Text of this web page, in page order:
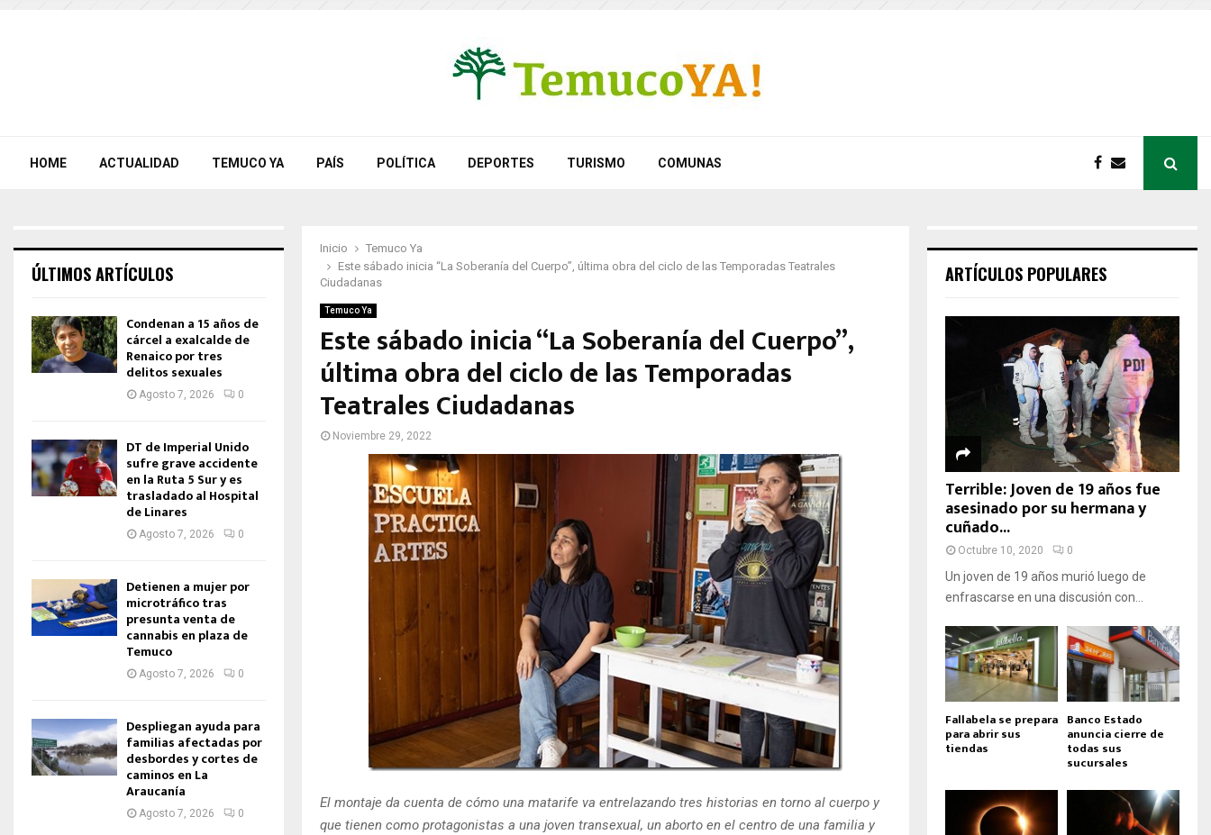
HOME ACTUALIDAD TEMUCO YA PAÍS POLÍTICA DEPORTES TURISMO COMUNAS
Inicio
Temuco Ya
Este sábado inicia “La Soberanía del Cuerpo”, última obra del ciclo de las Temporadas Teatrales
Ciudadanas
Temuco Ya
Este sábado inicia “La Soberanía del Cuerpo”,
última obra del ciclo de las Temporadas
Teatrales Ciudadanas
Noviembre 29, 2022
El montaje da cuenta de cómo una matarife va entrelazando tres historias en torno al cuerpo y
que tienen como protagonistas a una joven transexual, un aborto en el centro de una familia y
ÚLTIMOS ARTÍCULOS
Condenan a 15 años de
cárcel a exalcalde de
Renaico por tres
delitos sexuales
Agosto 7, 2026 0
DT de Imperial Unido
sufre grave accidente
en la Ruta 5 Sur y es
trasladado al Hospital
de Linares
Agosto 7, 2026 0
Detienen a mujer por
microtráfico tras
presunta venta de
cannabis en plaza de
Temuco
Agosto 7, 2026 0
Despliegan ayuda para
familias afectadas por
desbordes y cortes de
caminos en La
Araucanía
Agosto 7, 2026 0
ARTÍCULOS POPULARES
Terrible: Joven de 19 años fue
asesinado por su hermana y
cuñado...
Octubre 10, 2020 0
Un joven de 19 años murió luego de
enfrascarse en una discusión con...
Fallabela se prepara
para abrir sus
tiendas
Banco Estado
anuncia cierre de
todas sus
sucursales